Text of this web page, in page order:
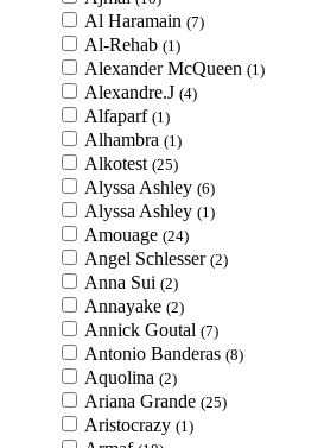
Al Haramain (7)
Al-Rehab (1)
Alexander McQueen (1)
Alexandre.J (4)
Alfaparf (1)
Alhambra (1)
Alkotest (25)
Alyssa Ashley (6)
Alyssa Ashley (1)
Amouage (24)
Angel Schlesser (2)
Anna Sui (2)
Annayake (2)
Annick Goutal (7)
Antonio Banderas (8)
Aquolina (2)
Ariana Grande (25)
Aristocrazy (1)